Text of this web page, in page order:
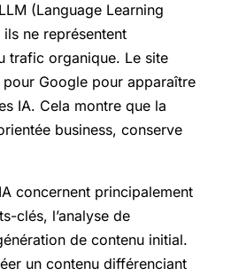
(Language Learning
ne représentent
trafic organique. Le site
Google pour apparaître
IA. Cela montre que la
business, conserve
concernent principalement
clés, l’analyse de
de contenu initial.
un contenu différenciant